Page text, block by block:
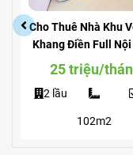
Cho Thuê Nhà Khu
Khang Điền Full
Giá Siêu Rẻ
25 triệu/
2 lầu
102m2